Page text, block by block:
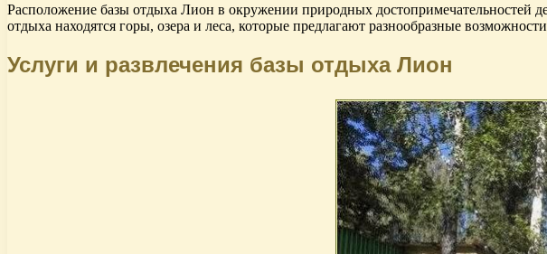
Расположение базы отдыха Лион в окружении природных достопримечательностей
отдыха находятся горы, озера и леса, которые предлагают разнообразные
Услуги и развлечения базы отдыха Лион